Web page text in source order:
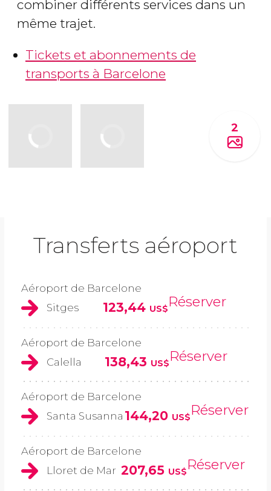
combiner différents services dans un
même trajet.
Tickets et abonnements de
transports à Barcelone
2
Transferts aéroport
Aéroport de Barcelone
Sitges
123,44 US$Réserver
Aéroport de Barcelone
Calella
138,43 US$Réserver
Aéroport de Barcelone
Santa Susanna 144,20 US$Réserver
Aéroport de Barcelone
Lloret de Mar 207,65 US$Réserver